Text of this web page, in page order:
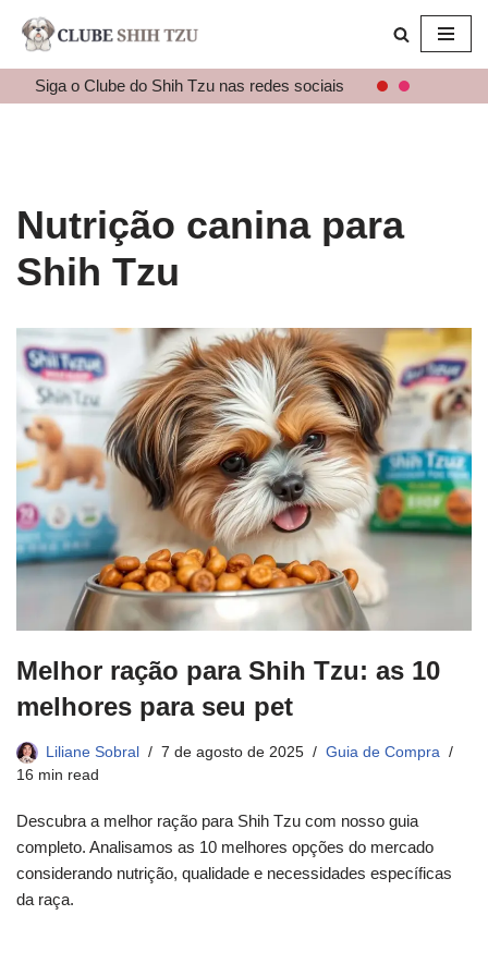
paraSiga o Clube do Shih Tzu nas redes sociais
Nutrição canina para
Shih Tzu
Melhor ração para Shih Tzu: as 10
melhores para seu pet
Liliane Sobral 7 de agosto de 2025
Guia de Compra
16 min read
Descubra a melhor ração para Shih Tzu com nosso guia
completo. Analisamos as 10 melhores opções do mercado
considerando nutrição, qualidade e necessidades específicas
da raça.